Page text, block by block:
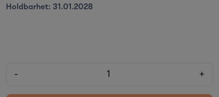
Holdbarhet: 31.01.2028
- +